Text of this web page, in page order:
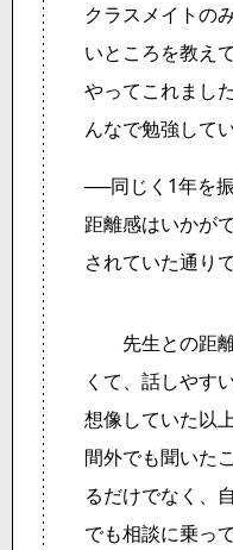
クラスメイトの
いところを教え
やってこれまし
んなで勉強して
──同じく1年を
距離感はいかが
されていた通り
先生との距
くて、話しやす
想像していた以
間外でも聞いた
るだけでなく、
でも相談に乗っ